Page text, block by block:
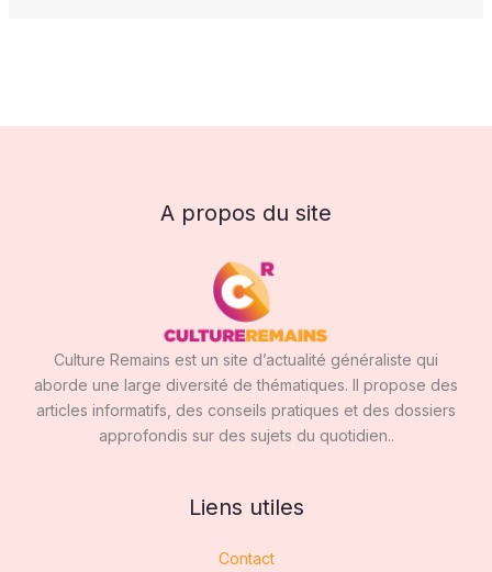
A propos du site
Culture Remains est un site d’actualité généraliste qui
aborde une large diversité de thématiques. Il propose des
articles informatifs, des conseils pratiques et des dossiers
approfondis sur des sujets du quotidien..
Liens utiles
Contact